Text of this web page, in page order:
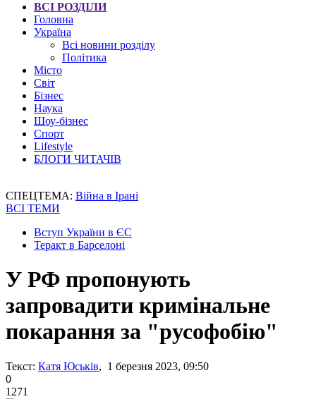
ВСІ РОЗДІЛИ
Головна
Україна
Всі новини розділу
Політика
Місто
Світ
Бізнес
Наука
Шоу-бізнес
Спорт
Lifestyle
БЛОГИ ЧИТАЧІВ
СПЕЦТЕМА: Війна в Ірані
ВСІ ТЕМИ
Вступ України в ЄС
Теракт в Барселоні
У РФ пропонують
запровадити кримінальне
покарання за "русофобію"
Текст: Катя Юськів, 1 березня 2023, 09:50
0
1271